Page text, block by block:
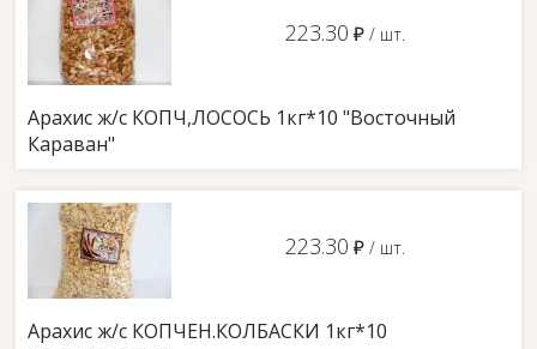
223.30 д / шт.
Арахис ж/с КОПЧ,ЛОСОСЬ 1кг*10 "Восточный
Караван"
223.30 д / шт.
Арахис ж/с КОПЧЕН.КОЛБАСКИ 1кг*10